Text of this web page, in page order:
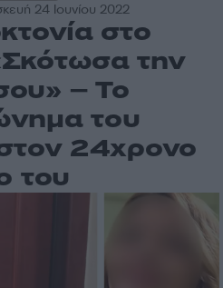
24 Ιουνίου 2022
στο
την
– Το
του
24χρονο
του